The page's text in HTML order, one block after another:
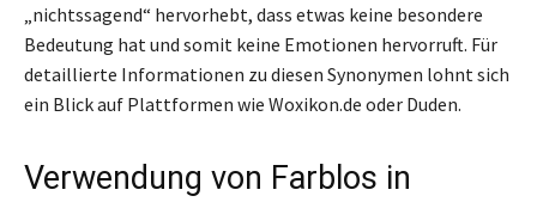
„nichtssagend“ hervorhebt, dass etwas keine besondere
Bedeutung hat und somit keine Emotionen hervorruft. Für
detaillierte Informationen zu diesen Synonymen lohnt sich
ein Blick auf Plattformen wie Woxikon.de oder Duden.
Verwendung von Farblos in